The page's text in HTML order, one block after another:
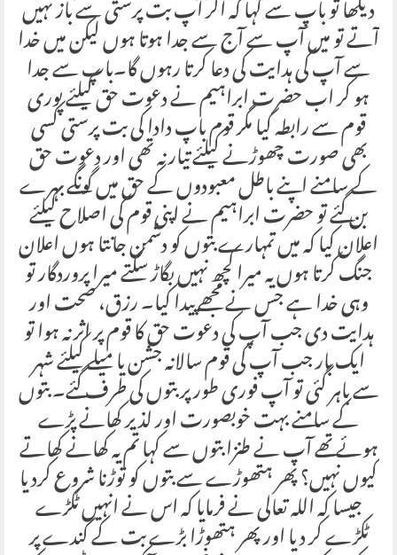
دیکھا تو باپ سے کہا کہ اگر آپ بت پرستی سے باز نہیں
آتے تو میں آپ سے آج سے جدا ہوتا ہوں لیکن میں خدا
سے آپ کی ہدایت کی دعا کرتا رہوں گا۔باپ سے جدا
ہو کر اب حضرت ابراہیم نے دعوت حق کیلئے پوری
قوم سے رابطہ کیا مگر قوم باپ دادا کی بت پرستی کسی
بھی صورت چھوڑنے کیلئے تیار نہ تھی اور دعوت حق
کے سامنے اپنے باطل معبودوں کے حق میں گونگے بہرے
بن گئے تو حضرت ابراہیم نے اپنی قوم کی اصلاح کیلئے
اعلان کیا کہ میں تمہارے بتوں کو دشمن جانتا ہوں اعلان
جنگ کرتا ہوں یہ میرا کچھ نہیں بگاڑ سکتے میرا پروردگار تو
وہی خدا ہے جس نے مجھے پیدا کیا۔ رزق، صحت اور
ہدایت دی جب آپ کی دعوت حق کا قوم پر اثر نہ ہوا تو
ایک بار جب آپ کی قوم سالانہ جشن یا میلے کیلئے شہر
سے باہر گئی تو آپ فوری طور پر بتوں کی طرف گئے۔ بتوں
کے سامنے بہت خوبصورت اور لذیر کھانے پڑے
ہوئے تھے آپ نے طنزا بتوں سے کہا تم یہ کھانے کھاتے
کیوں نہیں؟ پھر ہتھوڑے سے بتوں کو توڑنا شروع کردیا
جیسا کہ اللہ تعالی نے فرمایا کہ اس نے انہیں ٹکڑے
ٹکڑے کر دیا اور پھر ہتھوڑا بڑے بت کے کندے پر